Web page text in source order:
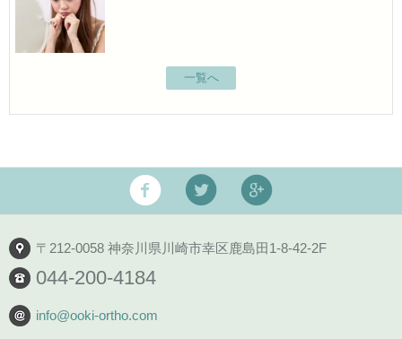
一覧へ
〒212-0058 神奈川県川崎市幸区鹿島田1-8-42-2F
044-200-4184
info@ooki-ortho.com